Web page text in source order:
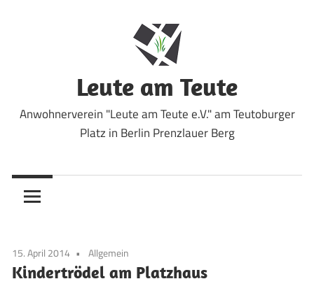
Leute am Teute
Anwohnerverein "Leute am Teute e.V." am Teutoburger
Platz in Berlin Prenzlauer Berg
15. April 2014 Allgemein
Kindertrödel am Platzhaus